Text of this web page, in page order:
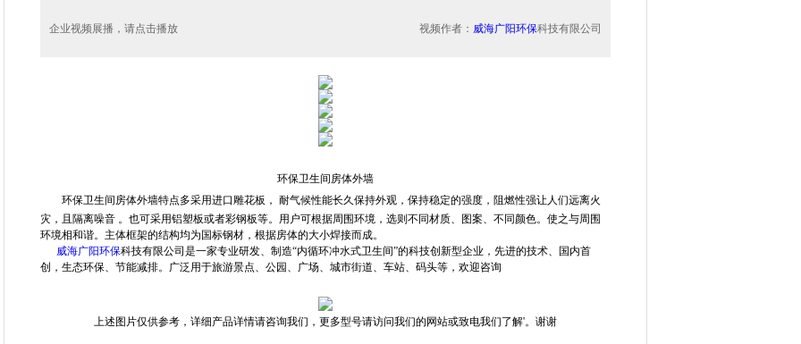
企业视频展播，请点击播放 视频作者： 威海广阳环保科技有限公司
环保卫生间房体外墙
环保卫生间房体外墙特点多采用进口雕花板， 耐气候性能长久保持外观， 保持稳定的强度，阻燃性强让人们远离火
灾，且 隔离噪音 。也可采用铝塑板或者彩钢板等。 用户可根据周围环境，选则不同材质、图案、不同颜色。使之与周围
环境相和谐。主体框架的结构均为国标钢材，根据房体的大小焊接而成。
威海广阳环保科技有限公司是一家专业研发、制造“内循环冲水式卫生间”的科技创新型企业，先进的技术、国内首
创，生态环保、节能减排。广泛用于旅游景点、公园、广场、城市街道、车站、码头等，欢迎咨询
上述图片仅供参考，详细产品详情请咨询我们，更多型号请访问我们的网站或致电我们了解'。谢谢